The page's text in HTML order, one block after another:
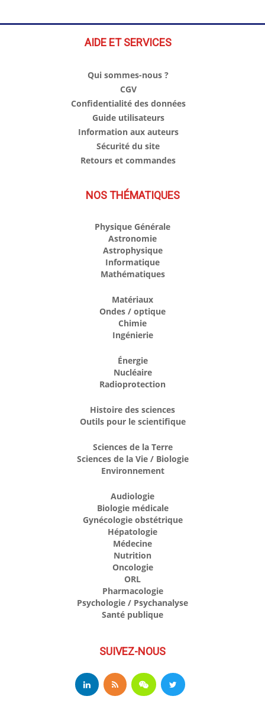
AIDE ET SERVICES
Qui sommes-nous ?
CGV
Confidentialité des données
Guide utilisateurs
Information aux auteurs
Sécurité du site
Retours et commandes
NOS THÉMATIQUES
Physique Générale
Astronomie
Astrophysique
Informatique
Mathématiques
Matériaux
Ondes / optique
Chimie
Ingénierie
Énergie
Nucléaire
Radioprotection
Histoire des sciences
Outils pour le scientifique
Sciences de la Terre
Sciences de la Vie / Biologie
Environnement
Audiologie
Biologie médicale
Gynécologie obstétrique
Hépatologie
Médecine
Nutrition
Oncologie
ORL
Pharmacologie
Psychologie / Psychanalyse
Santé publique
SUIVEZ-NOUS